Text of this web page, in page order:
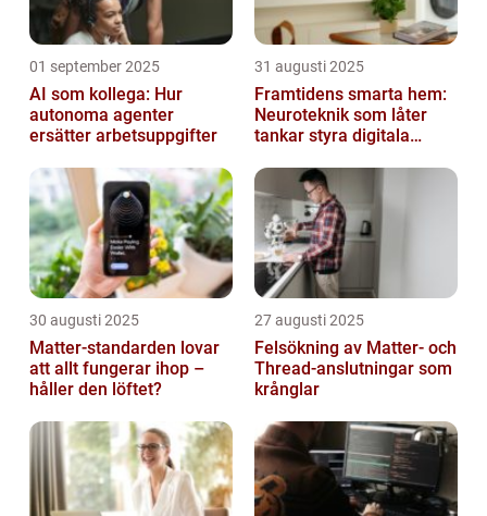
01 september 2025
AI som kollega: Hur
autonoma agenter
ersätter arbetsuppgifter
31 augusti 2025
Framtidens smarta hem:
Neuroteknik som låter
tankar styra digitala
30 augusti 2025
Matter-standarden lovar
att allt fungerar ihop –
håller den löftet?
27 augusti 2025
Felsökning av Matter‑ och
Thread‑anslutningar som
krånglar